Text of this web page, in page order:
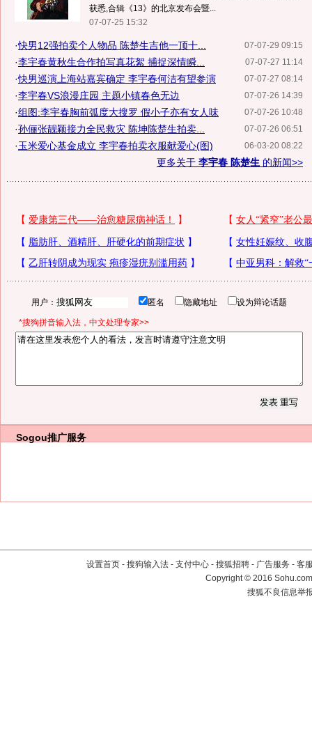
获悉,合辑《13》的北京发布会暨...
07-07-25 15:32
07-07-29 09:15
·快男12强拍卖个人物品 陈楚生吉他一顶十...
07-07-27 11:14
·李宇春黄秋生合作拍写真花絮 捕捉深情瞬...
07-07-27 08:14
·快男巡演上海站嘉宾确定 李宇春何洁有望参演
07-07-26 14:39
·李宇春VS浪漫庄园 主题小镇春色无边
07-07-26 10:48
·组图:李宇春胸前弧度大搜罗 假小子亦有女人味
07-07-26 06:51
·孙俪张靓颖接力全民救灾 陈坤陈楚生拍卖...
06-03-20 08:22
·玉米爱心基金成立 李宇春拍卖衣服献爱心(图)
更多关于 李宇春 陈楚生 的新闻>>
用户： 匿名 隐藏地址 设为辩论话题
*搜狗拼音输入法，中文处理专家>>
Sogou推广服务
设置首页 - 搜狗输入法 - 支付中心 - 搜狐招聘 - 广告服务 - 客
Copyright©2016
搜狐不良信息举